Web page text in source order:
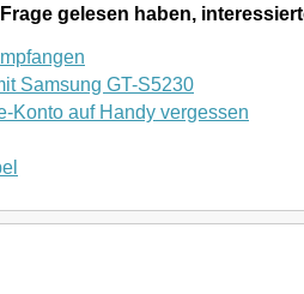
gelesen haben,
Samsung GT-S5230
Konto auf Handy vergessen